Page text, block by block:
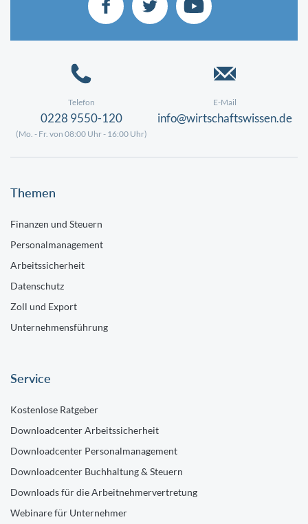
Telefon
0228 9550-120
(Mo. - Fr. von 08:00 Uhr - 16:00 Uhr)
E-Mail
info@wirtschaftswissen.de
Themen
Finanzen und Steuern
Personalmanagement
Arbeitssicherheit
Datenschutz
Zoll und Export
Unternehmensführung
Service
Kostenlose Ratgeber
Downloadcenter Arbeitssicherheit
Downloadcenter Personalmanagement
Downloadcenter Buchhaltung & Steuern
Downloads für die Arbeitnehmervertretung
Webinare für Unternehmer